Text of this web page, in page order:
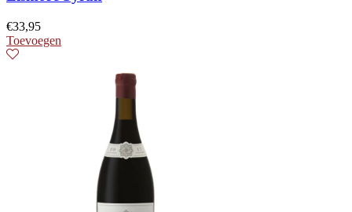
€33,95
Toevoegen